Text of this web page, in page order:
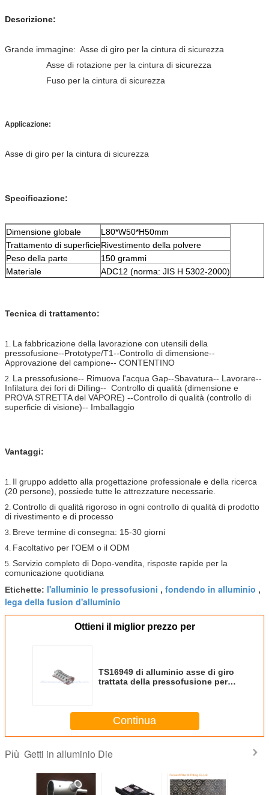
Descrizione:
Grande immagine: Asse di giro per la cintura di sicurezza
Asse di rotazione per la cintura di sicurezza
Fuso per la cintura di sicurezza
Applicazione:
Asse di giro per la cintura di sicurezza
Specificazione:
Dimensione globale
L80*W50*H50mm
Trattamento di superficieRivestimento della polvere
Peso della parte
150 grammi
Materiale
ADC12 (norma: JIS H 5302-2000)
Tecnica di trattamento:
1. La fabbricazione della lavorazione con utensili della
pressofusione--Prototype/T1--Controllo di dimensione--
Approvazione del campione-- CONTENTINO
2. La pressofusione-- Rimuova l'acqua Gap--Sbavatura-- Lavorare--
Infilatura dei fori di Dilling-- Controllo di qualità (dimensione e
PROVA STRETTA del VAPORE) --Controllo di qualità (controllo di
superficie di visione)-- Imballaggio
Vantaggi:
1. Il gruppo addetto alla progettazione professionale e della ricerca
(20 persone), possiede tutte le attrezzature necessarie.
2. Controllo di qualità rigoroso in ogni controllo di qualità di prodotto
di rivestimento e di processo
3. Breve termine di consegna: 15-30 giorni
4. Facoltativo per l'OEM o il ODM
5. Servizio completo di Dopo-vendita, risposte rapide per la
comunicazione quotidiana
Etichette: l'alluminio le pressofusioni , fondendo in alluminio ,
lega della fusion d'alluminio
Ottieni il miglior prezzo per
TS16949 di alluminio asse di giro
trattata della pressofusione per
Continua
Più Getti in alluminio Die